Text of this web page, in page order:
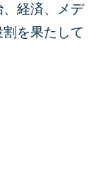
経済、メデ
を果たして